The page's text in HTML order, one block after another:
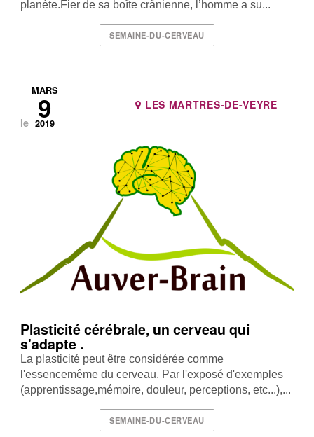
planète.Fier de sa boîte crânienne, l’homme a su...
SEMAINE-DU-CERVEAU
LES MARTRES-DE-VEYRE
le
MARS
9
2019
Plasticité cérébrale, un cerveau qui
s'adapte .
La plasticité peut être considérée comme
l'essencemême du cerveau. Par l'exposé d'exemples
(apprentissage,mémoire, douleur, perceptions, etc...),...
SEMAINE-DU-CERVEAU